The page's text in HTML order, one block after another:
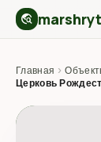
travel_explore
Главная ›
Церковь